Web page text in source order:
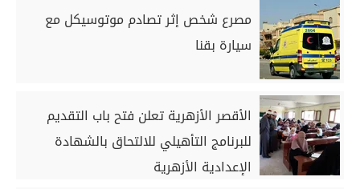
مصرع شخص إثر تصادم موتوسيكل مع
سيارة بقنا
الأقصر الأزهرية تعلن فتح باب التقديم
للبرنامج التأهيلي للالتحاق بالشهادة
الإعدادية الأزهرية